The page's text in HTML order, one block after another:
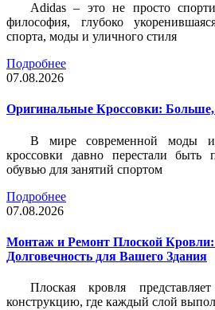
Adidas – это не просто
философия, глубоко
спорта, моды и уличного стиля
Подробнее
07.08.2026
Оригинальные Кроссовки:
В мире современной моды и
кроссовки давно перестали быть
обувью для занятий спортом
Подробнее
07.08.2026
Монтаж и Ремонт Плоской Кровли:
Долговечность для Вашего Здания
Плоская кровля
конструкцию, где каждый слой